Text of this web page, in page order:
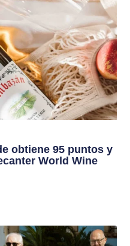
obtiene 95 puntos y
World Wine